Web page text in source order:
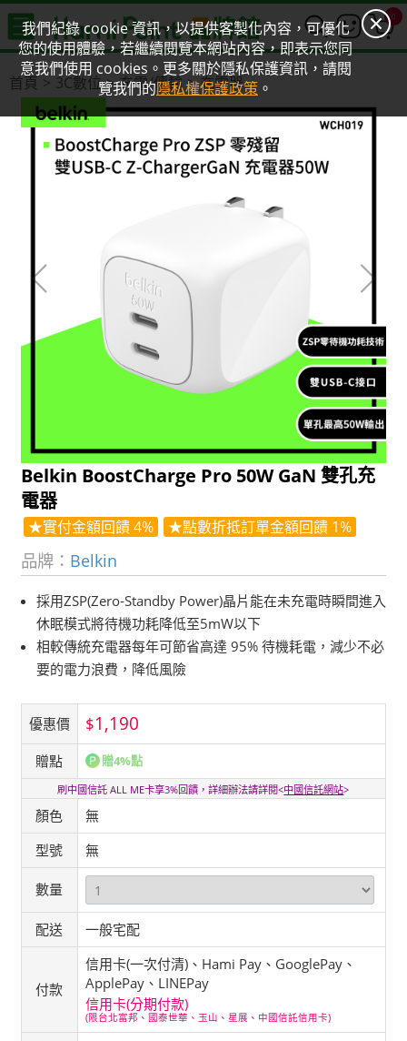
我們紀錄 cookie 資訊，以提供客製化內容，可優化
您的使用體驗，若繼續閱覽本網站內容，即表示您同
意我們使用 cookies。更多關於隱私保護資訊，請閱
覽我們的隱私權保護政策 。
0
首頁 3C數位 充電/傳輸 充電器
Belkin BoostCharge Pro 50W GaN 雙孔充
電器
★實付金額回饋 4% ★點數折抵訂單金額回饋 1%
品牌： Belkin
採用ZSP(Zero-Standby Power)晶片能在未充電時瞬間進入
休眠模式將待機功耗降低至5mW以下
相較傳統充電器每年可節省高達 95% 待機耗電，減少不必
要的電力浪費，降低風險
優惠價 $1,190
贈點 贈4%點
刷中國信託 ALL ME卡享3%回饋，詳細辦法請詳閱<中國信託網站>
顏色
無
型號
無
數量
配送 一般宅配
付款
信用卡(一次付清)、Hami Pay、GooglePay、
ApplePay、LINEPay
信用卡(分期付款)
(限台北富邦、國泰世華、玉山、星展、中國信託信用卡)